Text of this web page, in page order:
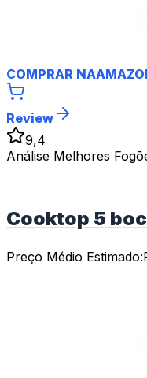
COMPRAR NA
Review
9,4
Análise Melhores
Cooktop 5
Preço Médio Estimado: